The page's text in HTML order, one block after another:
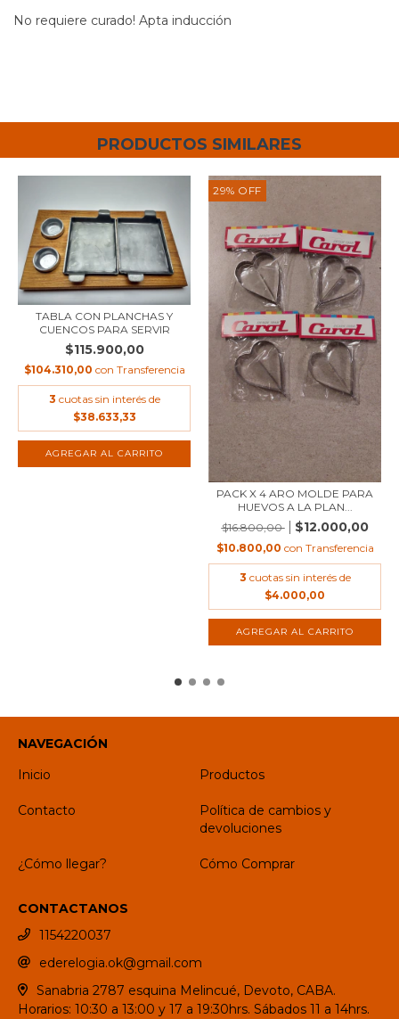
No requiere curado! Apta inducción
PRODUCTOS SIMILARES
TABLA CON PLANCHAS Y
CUENCOS PARA SERVIR
$115.900,00
$104.310,00 con Transferencia
3 cuotas sin interés de
$38.633,33
29% OFF
PACK X 4 ARO MOLDE PARA
HUEVOS A LA PLAN...
$16.800,00
$12.000,00
$10.800,00 con Transferencia
3 cuotas sin interés de
$4.000,00
NAVEGACIÓN
Inicio
Productos
Contacto
Política de cambios y
devoluciones
¿Cómo llegar? Cómo Comprar
CONTACTANOS
1154220037
ederelogia.ok@gmail.com
Sanabria 2787 esquina Melincué, Devoto, CABA.
Horarios: 10:30 a 13:00 y 17 a 19:30hrs. Sábados 11 a 14hrs.